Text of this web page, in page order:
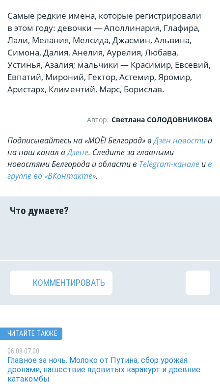
Самые редкие имена, которые регистрировали
в этом году: девочки — Аполлинария, Глафира,
Лали, Мелания, Мелсида, Джасмин, Альвина,
Симона, Далия, Анелия, Аурелия, Любава,
Устинья, Азалия; мальчики — Красимир, Евсевий,
Евпатий, Мироний, Гектор, Астемир, Яромир,
Аристарх, Климентий, Марс, Борислав.
Автор: Светлана СОЛОДОВНИКОВА
Подписывайтесь на «МОЁ! Белгород» вДзен новости и
на наш канал вДзене. Cледите за главными
новостями Белгорода и области в Telegram-канале ив
группе во «ВКонтакте».
КОММЕНТИРОВАТЬ
ЧИТАЙТЕ ТАКЖЕ
06.08 07:00
Главное за ночь. Молоко от Путина, сбор урожая
дронами, нашествие ядовитых каракурт и древние
катакомбы